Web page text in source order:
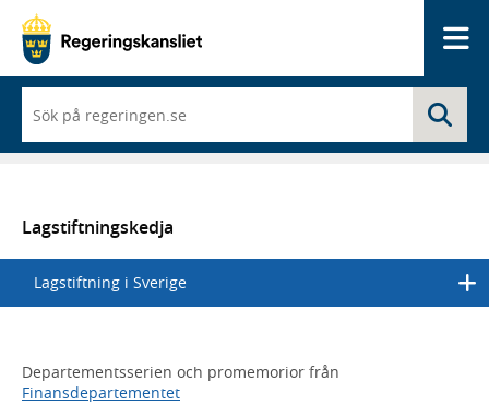
du
börjar
skriva
en
lista
med
sökförslag
Lagstiftningskedja
Lagstiftning i Sverige
Departementsserien och promemorior från
Finansdepartementet